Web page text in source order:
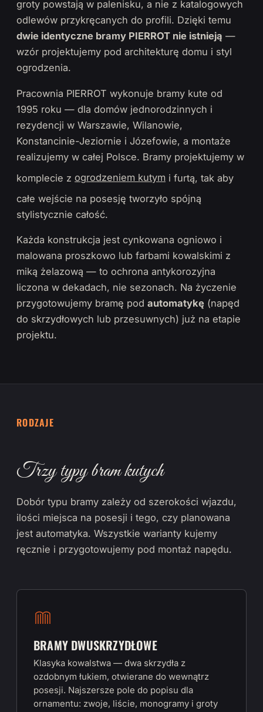
groty powstają w palenisku, a nie z katalogowych
odlewów przykręcanych do profili. Dzięki temu
dwie identyczne bramy PIERROT nie istnieją —
wzór projektujemy pod architekturę domu i styl
ogrodzenia.
Pracownia PIERROT wykonuje bramy kute od
1995 roku — dla domów jednorodzinnych i
rezydencji w Warszawie, Wilanowie,
Konstancinie-Jeziornie i Józefowie, a montaże
realizujemy w całej Polsce. Bramy projektujemy w
komplecie z ogrodzeniem kutym i furtą, tak aby
całe wejście na posesję tworzyło spójną
stylistycznie całość.
Każda konstrukcja jest cynkowana ogniowo i
malowana proszkowo lub farbami kowalskimi z
miką żelazową — to ochrona antykorozyjna
liczona w dekadach, nie sezonach. Na życzenie
przygotowujemy bramę pod automatykę (napęd
do skrzydłowych lub przesuwnych) już na etapie
projektu.
RODZAJE
Trzy typy bram kutych
Dobór typu bramy zależy od szerokości wjazdu,
ilości miejsca na posesji i tego, czy planowana
jest automatyka. Wszystkie warianty kujemy
ręcznie i przygotowujemy pod montaż napędu.
BRAMY DWUSKRZYDŁOWE
Klasyka kowalstwa — dwa skrzydła z
ozdobnym łukiem, otwierane do wewnątrz
posesji. Najszersze pole do popisu dla
ornamentu: zwoje, liście, monogramy i groty